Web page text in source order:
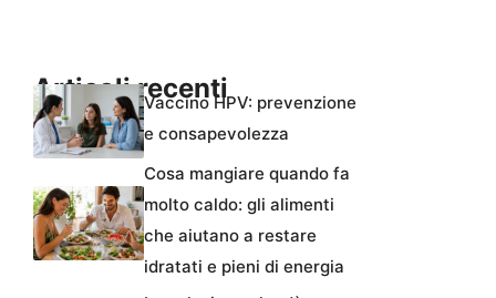
Articoli recentiVaccino HPV: prevenzione
e consapevolezza
Cosa mangiare quando fa
molto caldo: gli alimenti
che aiutano a restare
idratati e pieni di energia